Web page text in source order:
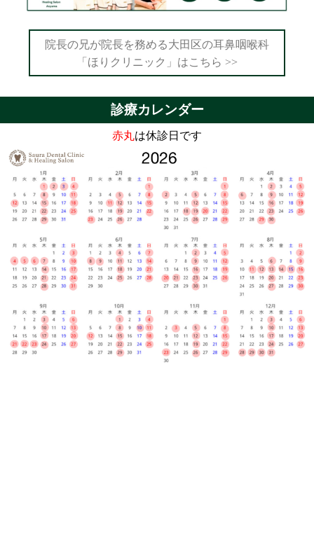
院長の兄が院長を務める大田区の耳鼻咽喉科
「ほりクリニック」はこちら >>
診療カレンダー
赤丸は休診日です